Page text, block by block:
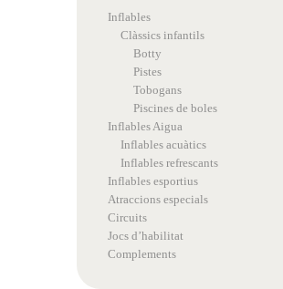
Inflables
Clàssics infantils
Botty
Pistes
Tobogans
Piscines de boles
Inflables Aigua
Inflables acuàtics
Inflables refrescants
Inflables esportius
Atraccions especials
Circuits
Jocs d’habilitat
Complements